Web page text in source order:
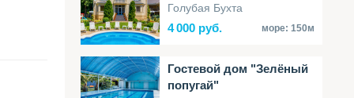
Голубая Бухта
4000 руб. море: 150м
Гостевой дом "Зелёный
попугай"